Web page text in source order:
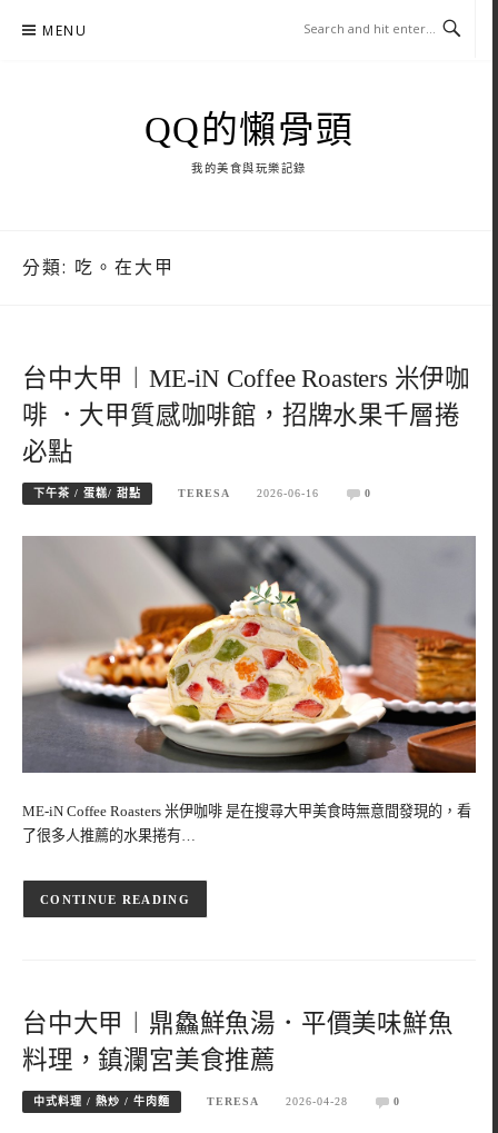
MENU
QQ的懶骨頭
我的美食與玩樂記錄
分類: 吃。在大甲
台中大甲︱ME-iN Coffee Roasters 米伊咖
啡 ．大甲質感咖啡館，招牌水果千層捲
必點
下午茶 / 蛋糕/ 甜點 TERESA 2026-06-16 0
ME-iN Coffee Roasters 米伊咖啡 是在搜尋大甲美食時無意間發現的，看
了很多人推薦的水果捲有…
CONTINUE READING
台中大甲︱鼎鱻鮮魚湯．平價美味鮮魚
料理，鎮瀾宮美食推薦
中式料理 / 熱炒 / 牛肉麵 TERESA 2026-04-28 0